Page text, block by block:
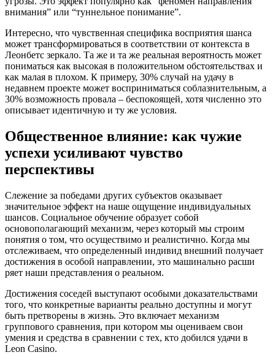
внимания” или “туннельное понимание”.
Интересно, что чувственная специфика восприятия шанса
может трансформироваться в соответствии от контекста в
Леонбетс зеркало. Та же и та же реальная вероятность может
пониматься как высокая в положительном обстоятельствах и
как малая в плохом. К примеру, 30% случай на удачу в
недавнем проекте может восприниматься соблазнительным, а
30% возможность провала – беспокоящей, хотя численно это
описывает идентичную и ту же условия.
Общественное влияние: как чужие
успехи усиливают чувство
перспективы
Слежение за победами других субъектов оказывает
значительное эффект на наше ощущение индивидуальных
шансов. Социальное обучение образует собой
основополагающий механизм, через который мы строим
понятия о том, что осуществимо и реалистично. Когда мы
отслеживаем, что определенный индивид внешний получает
достижения в особой направлении, это машинально расши
ряет наши представления о реальном.
Достижения соседей выступают особыми доказательствами
того, что конкретные варианты реально доступны и могут
быть претворены в жизнь. Это включает механизм
группового сравнения, при котором мы оцениваем свои
умения и средства в сравнении с тех, кто добился удачи в
Leon Casino.